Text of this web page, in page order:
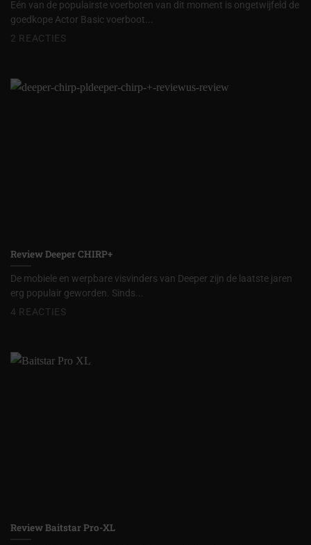
Eén van de populairste voerboten van dit moment is ongetwijfeld de
goedkope Actor Basic voerboot...
2 REACTIES
Review Deeper CHIRP+
De mobiele en werpbare visvinders van Deeper zijn de laatste jaren
erg populair geworden. Sinds...
4 REACTIES
Review Baitstar Pro-XL